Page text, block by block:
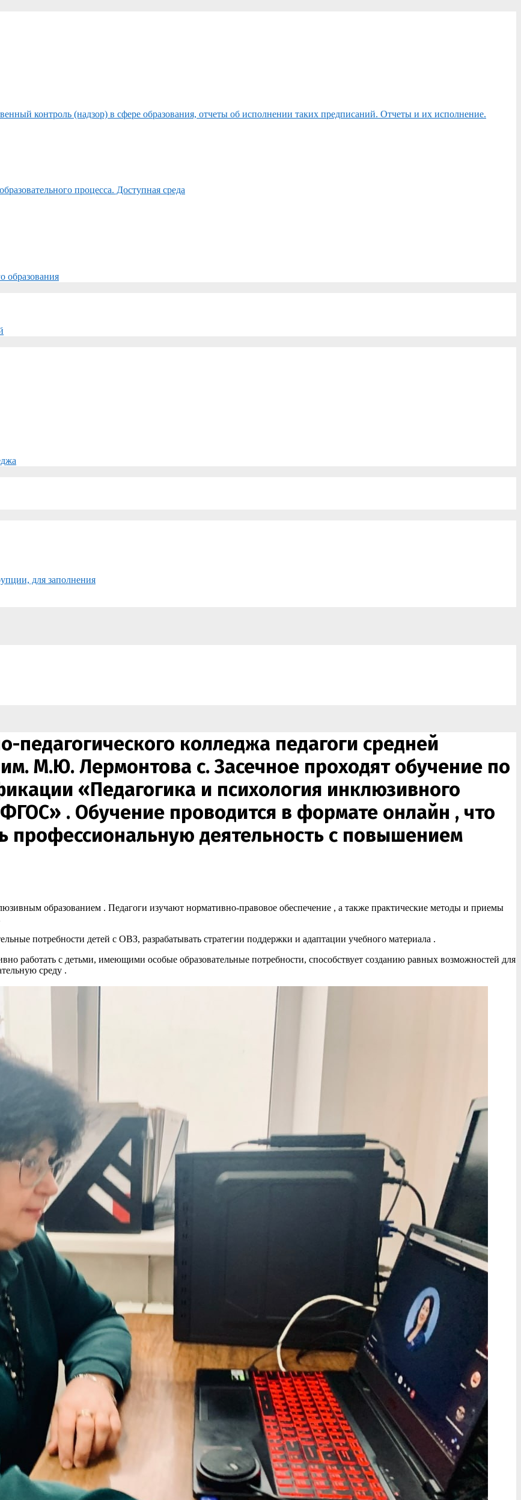
контроль (надзор) в сфере образования, отчеты об исполнении таких предписаний. Отчеты и их исполнение.
процесса. Доступная среда
образования
для заполнения
педагогического колледжа педагоги средней
М.Ю. Лермонтова с. Засечное проходят обучение по
«Педагогика и психология инклюзивного
. Обучение проводится в формате онлайн , что
профессиональную деятельность с повышением
образованием . Педагоги изучают нормативно-правовое обеспечение , а также практические методы и приемы
потребности детей с ОВЗ, разрабатывать стратегии поддержки и адаптации учебного материала .
работать с детьми, имеющими особые образовательные потребности, способствует созданию равных возможностей для
среду .